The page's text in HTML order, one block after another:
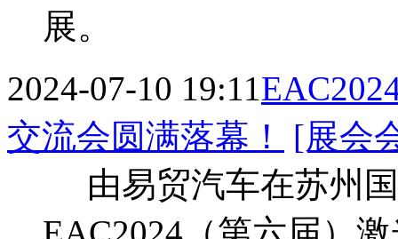
展。
2024-07-10 19:11
交流会圆满落幕！
[展会
由易贸汽车在苏州